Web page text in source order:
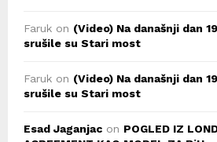
Faruk on (Video) Na današnji dan
srušile su Stari most
Faruk on (Video) Na današnji dan
srušile su Stari most
Esad Jaganjac on POGLED IZ